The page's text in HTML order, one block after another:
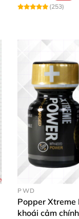
(253)
PWD
Popper
khoái cảm